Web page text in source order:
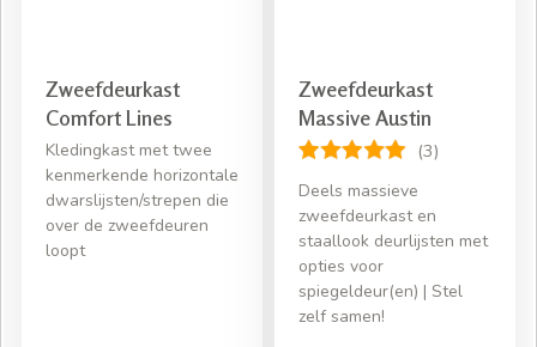
Zweefdeurkast
Comfort Lines
Kledingkast met twee
kenmerkende horizontale
dwarslijsten/strepen die
over de zweefdeuren
loopt
Zweefdeurkast
Massive Austin
(3)
Deels massieve
zweefdeurkast en
staallook deurlijsten met
opties voor
spiegeldeur(en) | Stel
zelf samen!